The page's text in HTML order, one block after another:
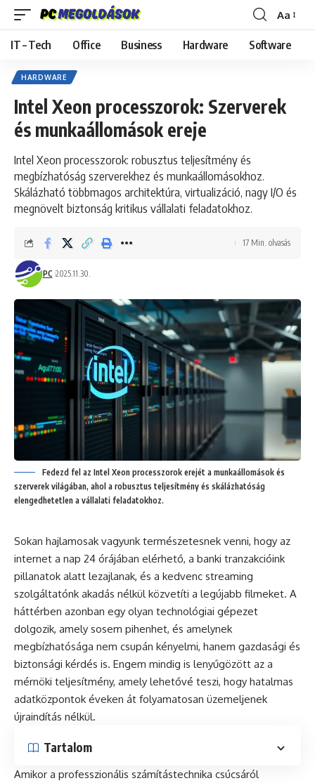
Font
Resizer
Aa
IT – Tech Office Business Hardware Software
HARDWARE
Intel Xeon processzorok: Szerverek
és munkaállomások ereje
Intel Xeon processzorok: robusztus teljesítmény és
megbízhatóság szerverekhez és munkaállomásokhoz.
Skálázható többmagos architektúra, virtualizáció, nagy I/O és
megnövelt biztonság kritikus vállalati feladatokhoz.
PC 2025.11.30.
17 Min. olvasás
Fedezd fel az Intel Xeon processzorok erejét a munkaállomások és
szerverek világában, ahol a robusztus teljesítmény és skálázhatóság
elengedhetetlen a vállalati feladatokhoz.
Sokan hajlamosak vagyunk természetesnek venni, hogy az
internet a nap 24 órájában elérhető, a banki tranzakcióink
pillanatok alatt lezajlanak, és a kedvenc streaming
szolgáltatónk akadás nélkül közvetíti a legújabb filmeket. A
háttérben azonban egy olyan technológiai gépezet
dolgozik, amely sosem pihenhet, és amelynek
megbízhatósága nem csupán kényelmi, hanem gazdasági és
biztonsági kérdés is. Engem mindig is lenyűgözött az a
mérnöki teljesítmény, amely lehetővé teszi, hogy hatalmas
adatközpontok éveken át folyamatosan üzemeljenek
újraindítás nélkül.
Tartalom
Amikor a professzionális számítástechnika csúcsáról